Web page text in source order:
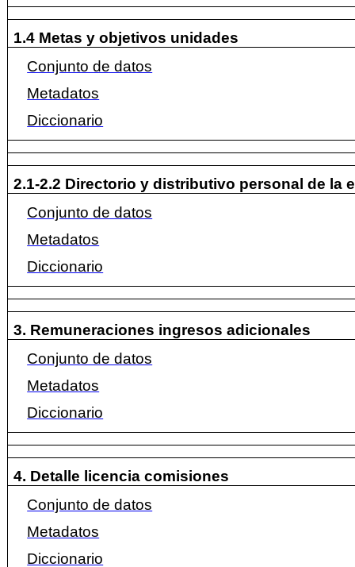
1.4 Metas y objetivos unidades
Conjunto de datos
Metadatos
Diccionario
2.1-2.2 Directorio y distributivo personal de la
Conjunto de datos
Metadatos
Diccionario
3. Remuneraciones ingresos adicionales
Conjunto de datos
Metadatos
Diccionario
4. Detalle licencia comisiones
Conjunto de datos
Metadatos
Diccionario